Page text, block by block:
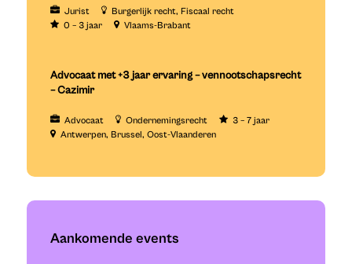
Jurist Burgerlijk recht Fiscaal recht
0 – 3 jaar
Vlaams-Brabant
Advocaat met +3 jaar ervaring – vennootschapsrecht
– Cazimir
Advocaat Ondernemingsrecht
3 – 7 jaar
Antwerpen Brussel Oost-Vlaanderen
Aankomende events